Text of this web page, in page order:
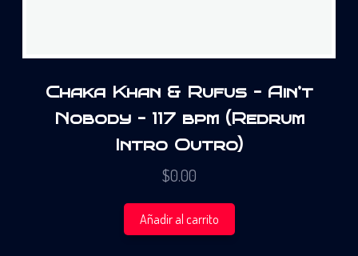
Chaka Khan & Rufus – Ain’t
Nobody – 117 bpm (Redrum
Intro Outro)
$0.00
Añadir al carrito